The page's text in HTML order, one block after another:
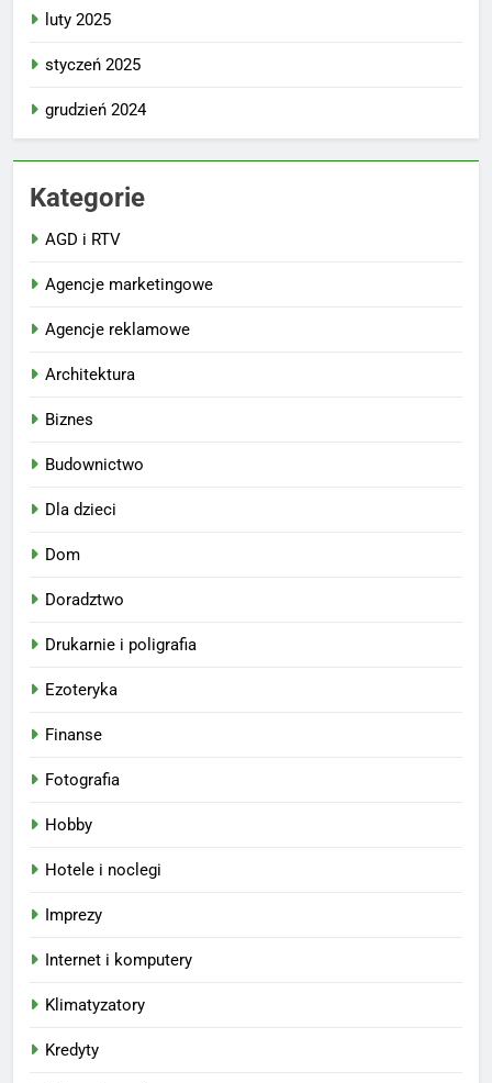
luty 2025
styczeń 2025
grudzień 2024
Kategorie
AGD i RTV
Agencje marketingowe
Agencje reklamowe
Architektura
Biznes
Budownictwo
Dla dzieci
Dom
Doradztwo
Drukarnie i poligrafia
Ezoteryka
Finanse
Fotografia
Hobby
Hotele i noclegi
Imprezy
Internet i komputery
Klimatyzatory
Kredyty